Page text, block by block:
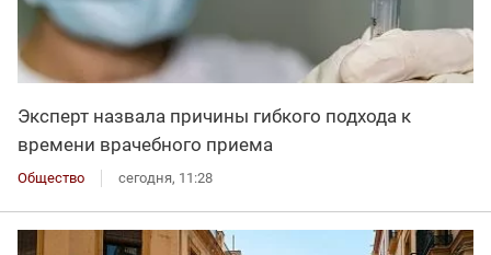
Эксперт назвала причины гибкого подхода к
времени врачебного приема
Общество сегодня, 11:28